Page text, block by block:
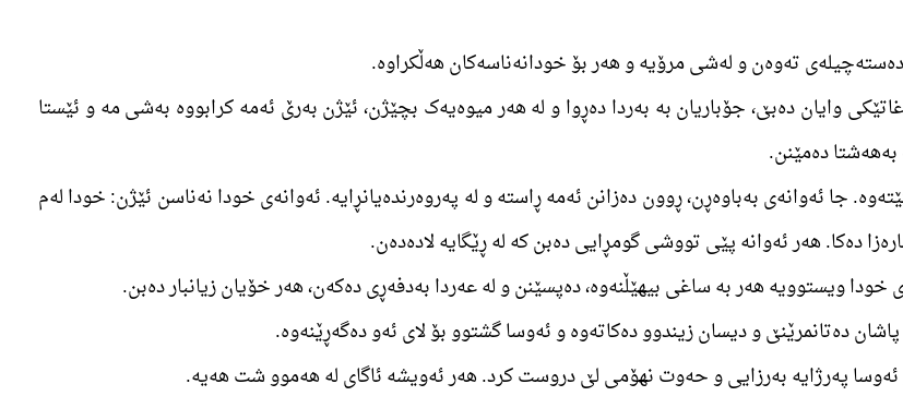
وایان دەبێ، جۆباریان بە بەردا دەڕوا و لە ھەر میوەیەک بچێژن، ئێژن بەرێ ئەمە کرابووە بەشی مە و ئێستا
بەھەشتا دەمێنن.
جا ئەوانەی بەباوەڕن، ڕوون دەزانن ئەمە ڕاستە و لە پەروەرندەیانڕایە. ئەوانەی خودا نەناسن ئێژن: خودا لەم
دەکا. ھەر ئەوانە پێی تووشی گومڕایی دەبن کە لە ڕێگایە لادەدەن.